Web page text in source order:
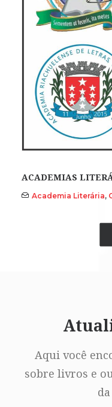
ACADEMIAS
Academia Literária,
Aqui você
sobre livros e